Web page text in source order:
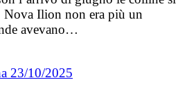
Nova Ilion non era più un
avevano…
23/10/2025